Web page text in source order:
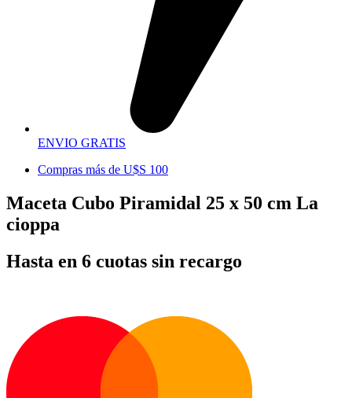
ENVIO GRATIS
Compras más de U$S 100
Maceta Cubo Piramidal 25 x 50 cm La
cioppa
Hasta en 6 cuotas sin recargo